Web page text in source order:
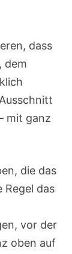
dass
dem
mit ganz
die das
Regel das
vor der
oben auf